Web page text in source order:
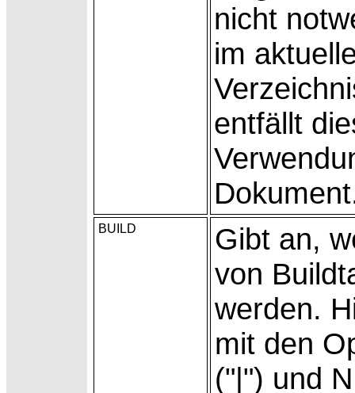
nicht
im
entfällt
BUILD
Gibt an,
von
werden.
mit den
("|") und